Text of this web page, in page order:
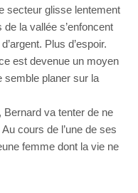
secteur glisse lentement
la vallée s’enfoncent
Plus d’espoir.
est devenue un moyen
semble planer sur la
va tenter de ne
cours de l’une de ses
femme dont la vie ne